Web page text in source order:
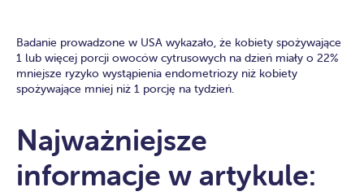
Badanie prowadzone w USA wykazało, że kobiety spożywające
1 lub więcej porcji owoców cytrusowych na dzień miały o 22%
mniejsze ryzyko wystąpienia endometriozy niż kobiety
spożywające mniej niż 1 porcję na tydzień.
Najważniejsze
informacje w artykule: